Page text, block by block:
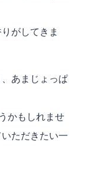
がしてきま
あまじょっぱ
かもしれませ
ただきたい一